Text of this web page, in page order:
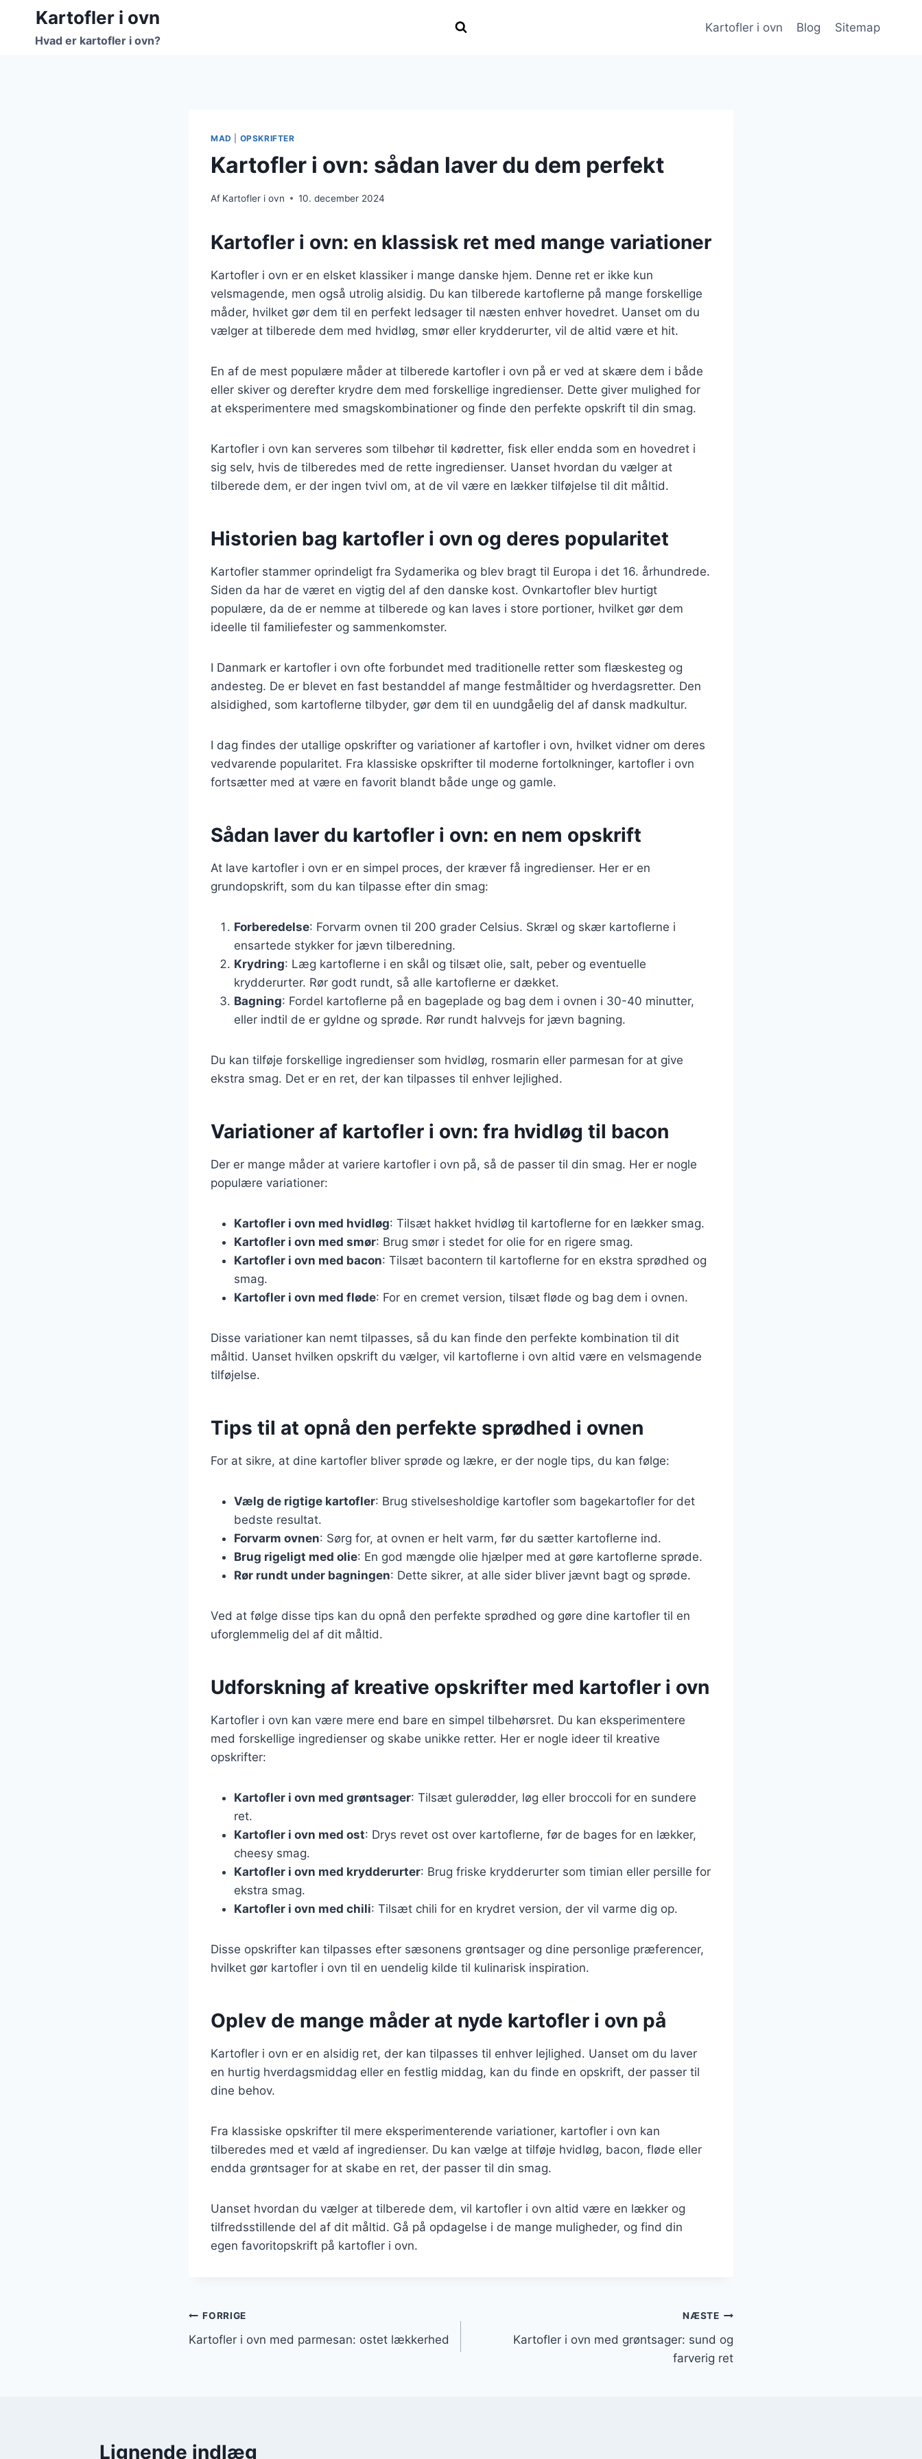
Fortsæt
indhold
Kartofler i ovn
Hvad er kartofler i ovn?
Kartofler i ovn Blog Sitemap
MAD OPSKRIFTER
Kartofler i ovn: sådan laver du dem perfekt
Af Kartofler i ovn 10. december 2024
Kartofler i ovn: en klassisk ret med mange variationer
Kartofler i ovn er en elsket klassiker i mange danske hjem. Denne ret er ikke kun
velsmagende, men også utrolig alsidig. Du kan tilberede kartoflerne på mange forskellige
måder, hvilket gør dem til en perfekt ledsager til næsten enhver hovedret. Uanset om du
vælger at tilberede dem med hvidløg, smør eller krydderurter, vil de altid være et hit.
En af de mest populære måder at tilberede kartofler i ovn på er ved at skære dem i både
eller skiver og derefter krydre dem med forskellige ingredienser. Dette giver mulighed for
at eksperimentere med smagskombinationer og finde den perfekte opskrift til din smag.
Kartofler i ovn kan serveres som tilbehør til kødretter, fisk eller endda som en hovedret i
sig selv, hvis de tilberedes med de rette ingredienser. Uanset hvordan du vælger at
tilberede dem, er der ingen tvivl om, at de vil være en lækker tilføjelse til dit måltid.
Historien bag kartofler i ovn og deres popularitet
Kartofler stammer oprindeligt fra Sydamerika og blev bragt til Europa i det 16. århundrede.
Siden da har de været en vigtig del af den danske kost. Ovnkartofler blev hurtigt
populære, da de er nemme at tilberede og kan laves i store portioner, hvilket gør dem
ideelle til familiefester og sammenkomster.
I Danmark er kartofler i ovn ofte forbundet med traditionelle retter som flæskesteg og
andesteg. De er blevet en fast bestanddel af mange festmåltider og hverdagsretter. Den
alsidighed, som kartoflerne tilbyder, gør dem til en uundgåelig del af dansk madkultur.
I dag findes der utallige opskrifter og variationer af kartofler i ovn, hvilket vidner om deres
vedvarende popularitet. Fra klassiske opskrifter til moderne fortolkninger, kartofler i ovn
fortsætter med at være en favorit blandt både unge og gamle.
Sådan laver du kartofler i ovn: en nem opskrift
At lave kartofler i ovn er en simpel proces, der kræver få ingredienser. Her er en
grundopskrift, som du kan tilpasse efter din smag:
Forberedelse: Forvarm ovnen til 200 grader Celsius. Skræl og skær kartoflerne i
ensartede stykker for jævn tilberedning.
Krydring: Læg kartoflerne i en skål og tilsæt olie, salt, peber og eventuelle
krydderurter. Rør godt rundt, så alle kartoflerne er dækket.
Bagning: Fordel kartoflerne på en bageplade og bag dem i ovnen i 30-40 minutter,
eller indtil de er gyldne og sprøde. Rør rundt halvvejs for jævn bagning.
Du kan tilføje forskellige ingredienser som hvidløg, rosmarin eller parmesan for at give
ekstra smag. Det er en ret, der kan tilpasses til enhver lejlighed.
Variationer af kartofler i ovn: fra hvidløg til bacon
Der er mange måder at variere kartofler i ovn på, så de passer til din smag. Her er nogle
populære variationer:
Kartofler i ovn med hvidløg: Tilsæt hakket hvidløg til kartoflerne for en lækker smag.
Kartofler i ovn med smør: Brug smør i stedet for olie for en rigere smag.
Kartofler i ovn med bacon: Tilsæt bacontern til kartoflerne for en ekstra sprødhed og
smag.
Kartofler i ovn med fløde: For en cremet version, tilsæt fløde og bag dem i ovnen.
Disse variationer kan nemt tilpasses, så du kan finde den perfekte kombination til dit
måltid. Uanset hvilken opskrift du vælger, vil kartoflerne i ovn altid være en velsmagende
tilføjelse.
Tips til at opnå den perfekte sprødhed i ovnen
For at sikre, at dine kartofler bliver sprøde og lækre, er der nogle tips, du kan følge:
Vælg de rigtige kartofler: Brug stivelsesholdige kartofler som bagekartofler for det
bedste resultat.
Forvarm ovnen: Sørg for, at ovnen er helt varm, før du sætter kartoflerne ind.
Brug rigeligt med olie: En god mængde olie hjælper med at gøre kartoflerne sprøde.
Rør rundt under bagningen: Dette sikrer, at alle sider bliver jævnt bagt og sprøde.
Ved at følge disse tips kan du opnå den perfekte sprødhed og gøre dine kartofler til en
uforglemmelig del af dit måltid.
Udforskning af kreative opskrifter med kartofler i ovn
Kartofler i ovn kan være mere end bare en simpel tilbehørsret. Du kan eksperimentere
med forskellige ingredienser og skabe unikke retter. Her er nogle ideer til kreative
opskrifter:
Kartofler i ovn med grøntsager: Tilsæt gulerødder, løg eller broccoli for en sundere
ret.
Kartofler i ovn med ost: Drys revet ost over kartoflerne, før de bages for en lækker,
cheesy smag.
Kartofler i ovn med krydderurter: Brug friske krydderurter som timian eller persille for
ekstra smag.
Kartofler i ovn med chili: Tilsæt chili for en krydret version, der vil varme dig op.
Disse opskrifter kan tilpasses efter sæsonens grøntsager og dine personlige præferencer,
hvilket gør kartofler i ovn til en uendelig kilde til kulinarisk inspiration.
Oplev de mange måder at nyde kartofler i ovn på
Kartofler i ovn er en alsidig ret, der kan tilpasses til enhver lejlighed. Uanset om du laver
en hurtig hverdagsmiddag eller en festlig middag, kan du finde en opskrift, der passer til
dine behov.
Fra klassiske opskrifter til mere eksperimenterende variationer, kartofler i ovn kan
tilberedes med et væld af ingredienser. Du kan vælge at tilføje hvidløg, bacon, fløde eller
endda grøntsager for at skabe en ret, der passer til din smag.
Uanset hvordan du vælger at tilberede dem, vil kartofler i ovn altid være en lækker og
tilfredsstillende del af dit måltid. Gå på opdagelse i de mange muligheder, og find din
egen favoritopskrift på kartofler i ovn.
Indlægsnavigation
FORRIGE
Kartofler i ovn med parmesan: ostet lækkerhed
NÆSTE
Kartofler i ovn med grøntsager: sund og
farverig ret
Lignende indlæg